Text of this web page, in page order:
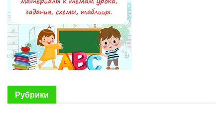
Рубрики